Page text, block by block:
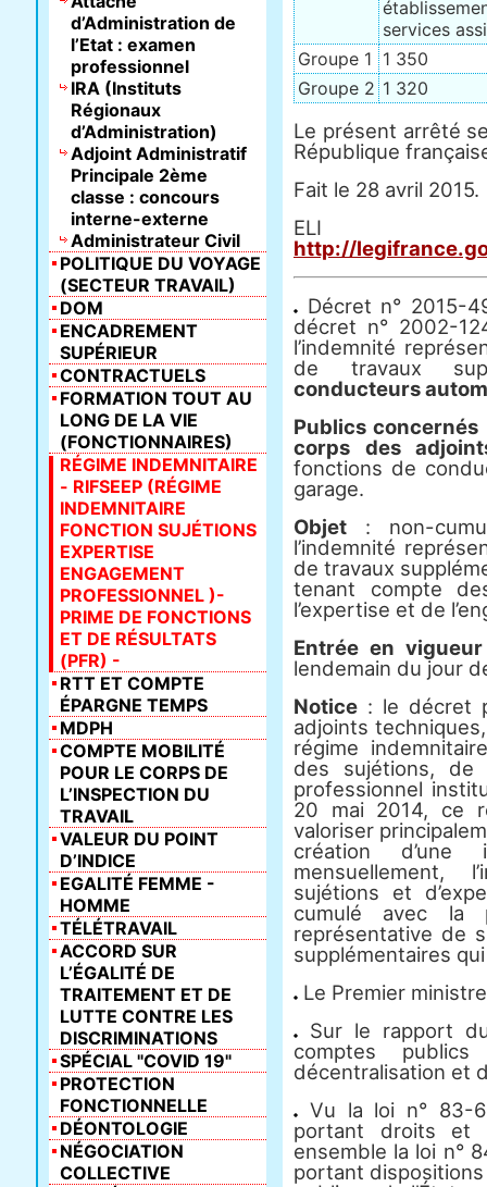
services
Groupe 1 1 350
Groupe 2 1 320
Le présent arrêté
République
Fait le 28 avril 2015.
http://
Décret n° 2015-
décret n° 2002-
l’indemnité
de travaux
conducteurs
Publics concernés
corps des
fonctions de
garage.
Objet : non-
l’indemnité
de travaux
tenant compte
l’expertise et de
Entrée en vigueur
lendemain du jour
Notice : le décret
adjoints
régime
des sujétions, de
professionnel
20 mai 2014, ce
valoriser
création d’une
mensuellement,
sujétions et
cumulé avec la
représentative de
supplémentaires
Le Premier
Sur le rapport
comptes
décentralisation et
Vu la loi n° 83-
portant droits et
ensemble la loi n°
portant
d’Administration de
l’Etat : examen
professionnel
IRA (Instituts
Régionaux
d’Administration)
Adjoint Administratif
Principale 2ème
classe : concours
interne-externe
Administrateur Civil
POLITIQUE DU VOYAGE
(SECTEUR TRAVAIL)
DOM
ENCADREMENT
SUPÉRIEUR
CONTRACTUELS
FORMATION TOUT AU
LONG DE LA VIE
(FONCTIONNAIRES)
RÉGIME INDEMNITAIRE
- RIFSEEP (RÉGIME
INDEMNITAIRE
FONCTION SUJÉTIONS
EXPERTISE
ENGAGEMENT
PROFESSIONNEL )-
PRIME DE FONCTIONS
ET DE RÉSULTATS
(PFR) -
RTT ET COMPTE
ÉPARGNE TEMPS
MDPH
COMPTE MOBILITÉ
POUR LE CORPS DE
L’INSPECTION DU
TRAVAIL
VALEUR DU POINT
D’INDICE
EGALITÉ FEMME -
HOMME
TÉLÉTRAVAIL
ACCORD SUR
L’ÉGALITÉ DE
TRAITEMENT ET DE
LUTTE CONTRE LES
DISCRIMINATIONS
SPÉCIAL "COVID 19"
PROTECTION
FONCTIONNELLE
DÉONTOLOGIE
NÉGOCIATION
COLLECTIVE